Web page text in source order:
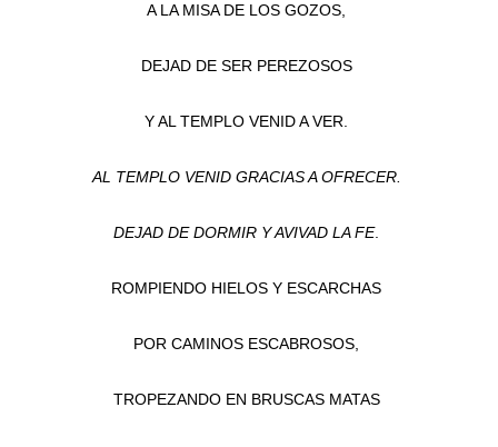
A LA MISA DE LOS GOZOS,
DEJAD DE SER PEREZOSOS
Y AL TEMPLO VENID A VER.
AL TEMPLO VENID GRACIAS A OFRECER.
DEJAD DE DORMIR Y AVIVAD LA FE.
ROMPIENDO HIELOS Y ESCARCHAS
POR CAMINOS ESCABROSOS,
TROPEZANDO EN BRUSCAS MATAS